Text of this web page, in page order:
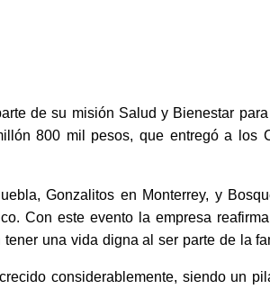
de su misión Salud y Bienestar
800 mil pesos, que entregó a los
Gonzalitos en Monterrey, y
Con este evento la empresa
una vida digna al ser parte de la
considerablemente, siendo un